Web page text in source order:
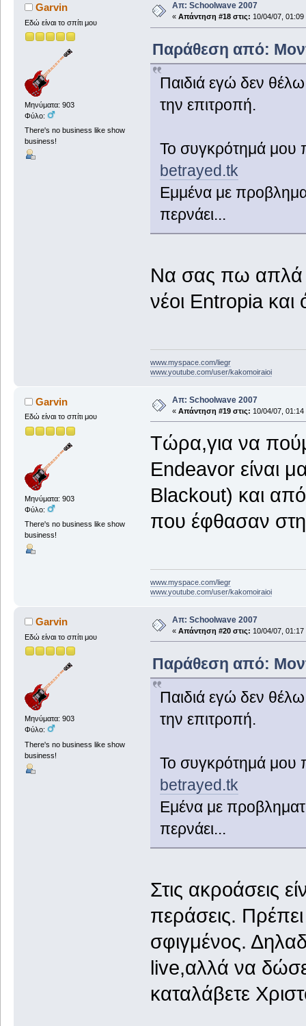
Garvin
Εδώ είναι το σπίτι μου
Μηνύματα: 903
Φύλο:
There's no business like show
business!
Απ: Schoolwave 2007
« Απάντηση #18 στις: 10/04/07, 01:09
Παράθεση από:
Παιδιά εγώ δεν
την επιτροπή.
Το συγκρότημά μου
betrayed.tk
Εμμένα με
περνάει...
Να σας πω απλά
νέοι Entropia και
www.myspace.com/liegr
www.youtube.com/user/kakomoiraioi
Garvin
Εδώ είναι το σπίτι μου
Μηνύματα: 903
Φύλο:
There's no business like show
business!
Απ: Schoolwave 2007
« Απάντηση #19 στις: 10/04/07, 01:14
Τώρα,για να
Endeavor είναι
Blackout) και
που έφθασαν
www.myspace.com/liegr
www.youtube.com/user/kakomoiraioi
Garvin
Εδώ είναι το σπίτι μου
Μηνύματα: 903
Φύλο:
There's no business like show
business!
Απ: Schoolwave 2007
« Απάντηση #20 στις: 10/04/07, 01:17
Παράθεση από:
Παιδιά εγώ δεν
την επιτροπή.
Το συγκρότημά μου
betrayed.tk
Εμένα με
περνάει...
Στις ακροάσεις
περάσεις.
σφιγμένος.
live,αλλά να
καταλάβετε